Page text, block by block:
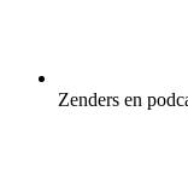
Zenders en